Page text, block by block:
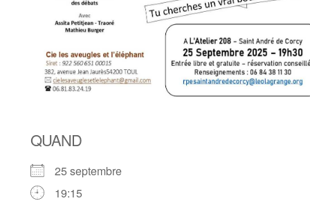
QUAND
25 septembre
19:15